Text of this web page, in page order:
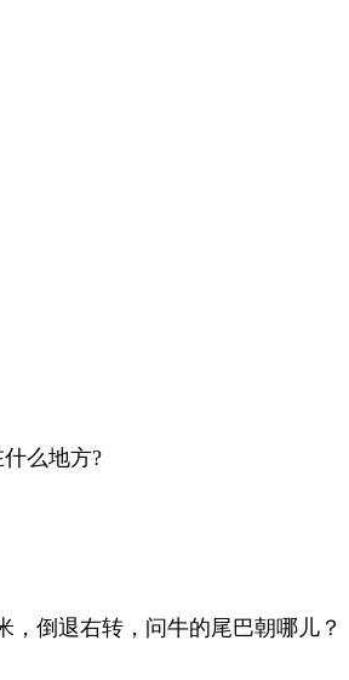
么地方?
倒退右转，问牛的尾巴朝哪儿？